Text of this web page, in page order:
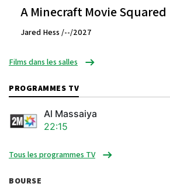
A Minecraft Movie Squared
Jared Hess /--/2027
Films dans les salles
PROGRAMMES TV
Al Massaiya
22:15
Tous les programmes TV
BOURSE